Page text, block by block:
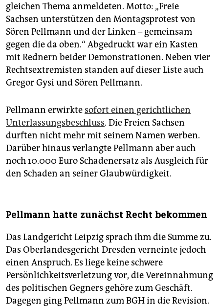
gleichen Thema anmeldeten. Motto: „Freie
Sachsen unterstützen den Montagsprotest von
Sören Pellmann und der Linken – gemeinsam
gegen die da oben.“ Abgedruckt war ein Kasten
mit Rednern beider Demonstratio­nen. Neben vier
Rechtsextremisten standen auf dieser Liste auch
Gregor Gysi und Sören Pellmann.
Pellmann erwirkte sofort einen gerichtlichen
Unterlassungsbeschluss. Die Freien Sachsen
durften nicht mehr mit seinem Namen werben.
Darüber hinaus verlangte Pellmann aber auch
noch 10.000 Euro Schadenersatz als Ausgleich für
den Schaden an seiner Glaubwürdigkeit.
Pellmann hatte zunächst Recht bekommen
Das Landgericht Leipzig sprach ihm die Summe zu.
Das Oberlandesgericht Dresden verneinte jedoch
einen Anspruch. Es liege keine schwere
Persönlichkeitsverletzung vor, die Vereinnahmung
des politischen Gegners gehöre zum Geschäft.
Dagegen ging Pellmann zum BGH in die Revision.